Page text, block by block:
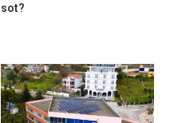
sot?